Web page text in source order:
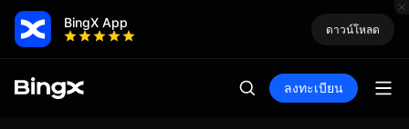
BingX App ดาวน์โหลด
ลงทะเบียน